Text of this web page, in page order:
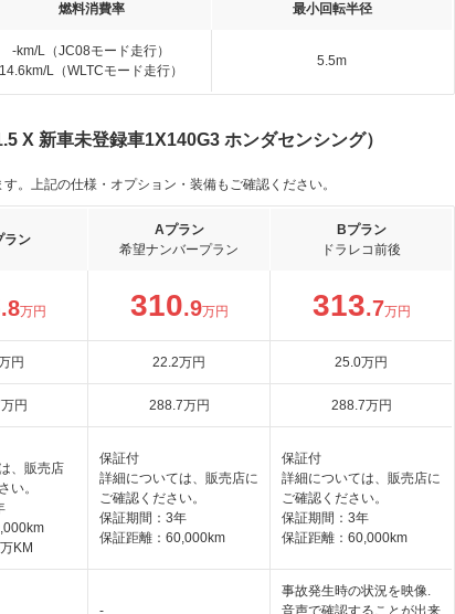
燃料消費率 最小回転半径
-km/L（JC08モード走行）
14.6km/L（WLTCモード走行）
5.5m
X 新車未登録車1X140G3 ホンダセンシング）
。上記の仕様・オプション・装備もご確認ください。
ラン
Aプラン
希望ナンバープラン
Bプラン
ドラレコ前後
.8万円 310.9万円 313.7万円
円 22.2万円 25.0万円
万円 288.7万円 288.7万円
、販売店
い。
KM
保証付
詳細については、販売店に
ご確認ください。
保証期間：3年
保証距離：60,000km
保証付
詳細については、販売店に
ご確認ください。
保証期間：3年
保証距離：60,000km
-
事故発生時の状況を映像.
音声で確認することが出来